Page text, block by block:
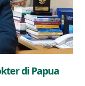
di Papua